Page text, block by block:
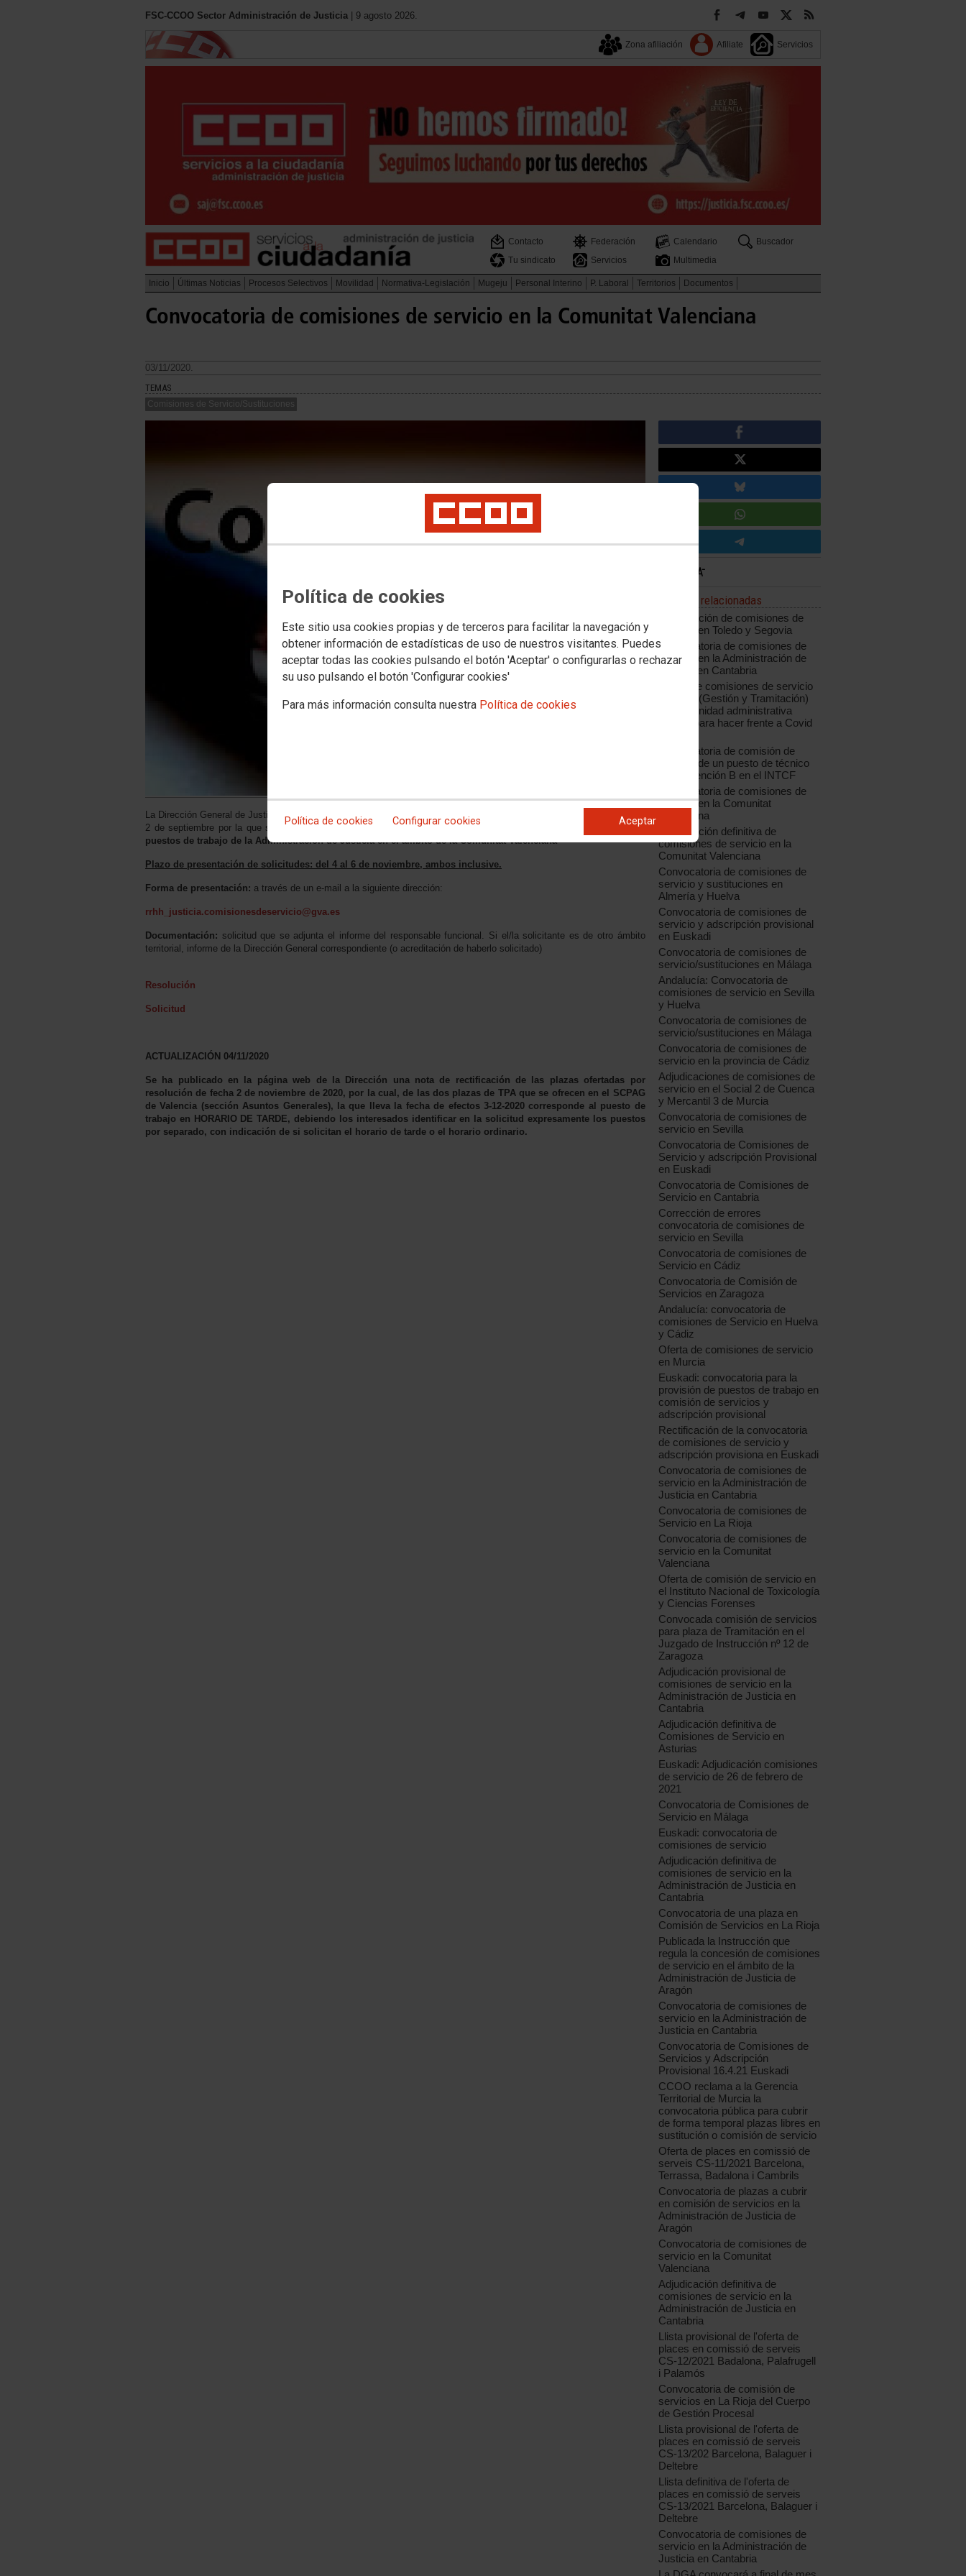
Política de cookies
Este sitio usa cookies propias y de terceros para facilitar la navegación y
obtener información de estadísticas de uso de nuestros visitantes. Puedes
aceptar todas las cookies pulsando el botón 'Aceptar' o configurarlas o rechazar
su uso pulsando el botón 'Configurar cookies'
Para más información consulta nuestra Política de cookies
Política de cookies Configurar cookies Aceptar
FSC-CCOO Sector Administración de Justicia | 9 agosto 2026.
Zona afiliación Afiliate Servicios
Contacto Federación Calendario
Buscador
Tu sindicato
Servicios Multimedia
Inicio Últimas Noticias Procesos Selectivos Movilidad Normativa-Legislación Mugeju Personal Interino P. Laboral Territorios Documentos
Convocatoria de comisiones de servicio en la Comunitat Valenciana
03/11/2020.
TEMAS
Comisiones de Servicio/Sustituciones
La Dirección General de Justicia de la Comunitat Valenciana ha publicado en el día de hoy, en su web, la Resolución de
2 de septiembre por la que se ofertan plazas, en régimen de comisión de servicios, para la
cobertura temporal de
puestos de trabajo de la Administración de Justicia en el ámbito de la Comunitat Valenciana
Plazo de presentación de solicitudes: del 4 al 6 de noviembre, ambos inclusive.
Forma de presentación: a través de un e-mail a la siguiente dirección:
rrhh_justicia.comisionesdeservicio@gva.es
Documentación: solicitud que se adjunta el informe del responsable funcional. Si el/la solicitante es de otro ámbito
territorial, informe de la Dirección General correspondiente (o acreditación de haberlo solicitado)
Resolución
Solicitud
ACTUALIZACIÓN 04/11/2020
Se ha publicado en la página web de la Dirección una nota de rectificación de las plazas ofertadas por
resolución de fecha 2 de noviembre de 2020, por la cual, de las dos plazas de TPA que se ofrecen en el SCPAG
de Valencia (sección Asuntos Generales), la que lleva la fecha de efectos 3-12-2020 corresponde al puesto de
trabajo en HORARIO DE TARDE, debiendo los interesados identificar en la solicitud expresamente los puestos
por separado, con indicación de si solicitan el horario de tarde o el horario ordinario.
Noticias relacionadas
Adjudicación de comisiones de
servicio en Toledo y Segovia
Convocatoria de comisiones de
servicio en la Administración de
Justicia en Cantabria
Oferta de comisiones de servicio
04/2020 (Gestión y Tramitación)
para la unidad administrativa
creada para hacer frente a Covid
Convocatoria de comisión de
servicio de un puesto de técnico
de Prevención B en el INTCF
Convocatoria de comisiones de
servicio en la Comunitat
Valenciana
Adjudicación definitiva de
comisiones de servicio en la
Comunitat Valenciana
Convocatoria de comisiones de
servicio y sustituciones en
Almería y Huelva
Convocatoria de comisiones de
servicio y adscripción provisional
en Euskadi
Convocatoria de comisiones de
servicio/sustituciones en Málaga
Andalucía: Convocatoria de
comisiones de servicio en Sevilla
y Huelva
Convocatoria de comisiones de
servicio/sustituciones en Málaga
Convocatoria de comisiones de
servicio en la provincia de Cádiz
Adjudicaciones de comisiones de
servicio en el Social 2 de Cuenca
y Mercantil 3 de Murcia
Convocatoria de comisiones de
servicio en Sevilla
Convocatoria de Comisiones de
Servicio y adscripción Provisional
en Euskadi
Convocatoria de Comisiones de
Servicio en Cantabria
Corrección de errores
convocatoria de comisiones de
servicio en Sevilla
Convocatoria de comisiones de
Servicio en Cádiz
Convocatoria de Comisión de
Servicios en Zaragoza
Andalucía: convocatoria de
comisiones de Servicio en Huelva
y Cádiz
Oferta de comisiones de servicio
en Murcia
Euskadi: convocatoria para la
provisión de puestos de trabajo en
comisión de servicios y
adscripción provisional
Rectificación de la convocatoria
de comisiones de servicio y
adscripción provisiona en Euskadi
Convocatoria de comisiones de
servicio en la Administración de
Justicia en Cantabria
Convocatoria de comisiones de
Servicio en La Rioja
Convocatoria de comisiones de
servicio en la Comunitat
Valenciana
Oferta de comisión de servicio en
el Instituto Nacional de Toxicología
y Ciencias Forenses
Convocada comisión de servicios
para plaza de Tramitación en el
Juzgado de Instrucción nº 12 de
Zaragoza
Adjudicación provisional de
comisiones de servicio en la
Administración de Justicia en
Cantabria
Adjudicación definitiva de
Comisiones de Servicio en
Asturias
Euskadi: Adjudicación comisiones
de servicio de 26 de febrero de
2021
Convocatoria de Comisiones de
Servicio en Málaga
Euskadi: convocatoria de
comisiones de servicio
Adjudicación definitiva de
comisiones de servicio en la
Administración de Justicia en
Cantabria
Convocatoria de una plaza en
Comisión de Servicios en La Rioja
Publicada la Instrucción que
regula la concesión de comisiones
de servicio en el ámbito de la
Administración de Justicia de
Aragón
Convocatoria de comisiones de
servicio en la Administración de
Justicia en Cantabria
Convocatoria de Comisiones de
Servicios y Adscripción
Provisional 16.4.21 Euskadi
CCOO reclama a la Gerencia
Territorial de Murcia la
convocatoria pública para cubrir
de forma temporal plazas libres en
sustitución o comisión de servicio
Oferta de places en comissió de
serveis CS-11/2021 Barcelona,
Terrassa, Badalona i Cambrils
Convocatoria de plazas a cubrir
en comisión de servicios en la
Administración de Justicia de
Aragón
Convocatoria de comisiones de
servicio en la Comunitat
Valenciana
Adjudicación definitiva de
comisiones de servicio en la
Administración de Justicia en
Cantabria
Llista provisional de l'oferta de
places en comissió de serveis
CS-12/2021 Badalona, Palafrugell
i Palamós
Convocatoria de comisión de
servicios en La Rioja del Cuerpo
de Gestión Procesal
Llista provisional de l'oferta de
places en comissió de serveis
CS-13/202 Barcelona, Balaguer i
Deltebre
Llista definitiva de l'oferta de
places en comissió de serveis
CS-13/2021 Barcelona, Balaguer i
Deltebre
Convocatoria de comisiones de
servicio en la Administración de
Justicia en Cantabria